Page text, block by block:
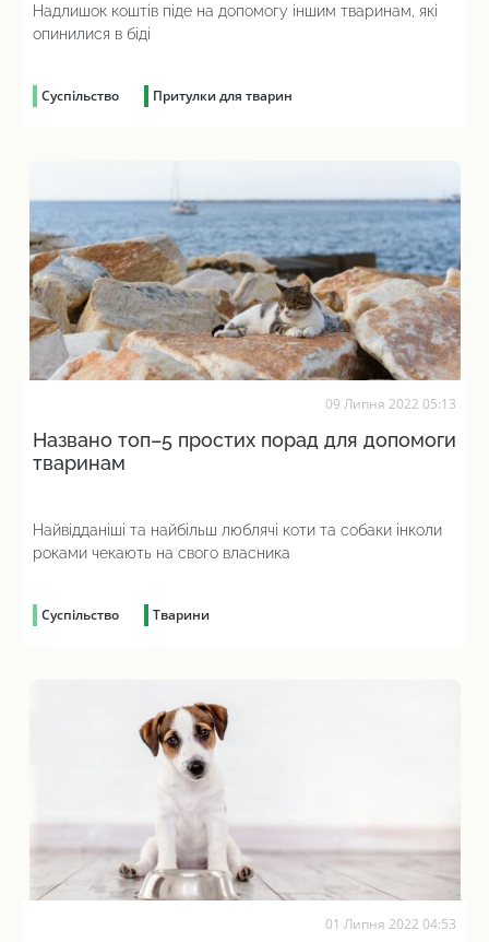
Надлишок коштів піде на допомогу іншим тваринам, які
опинилися в біді
Суспільство Притулки для тварин
09 Липня 2022 05:13
Названо топ–5 простих порад для допомоги
тваринам
Найвідданіші та найбільш люблячі коти та собаки інколи
роками чекають на свого власника
Суспільство Тварини
01 Липня 2022 04:53